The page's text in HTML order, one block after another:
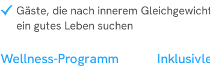
Gäste, die nach innerem
ein gutes Leben suchen
Wellness-Programm